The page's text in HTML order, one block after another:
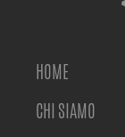
HOME
CHI SIAMO